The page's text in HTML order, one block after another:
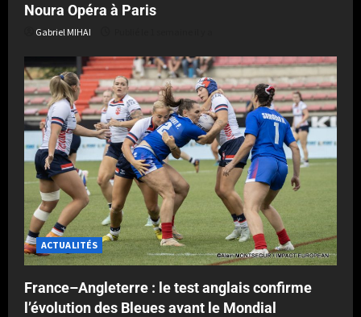
Noura Opéra à Paris
Gabriel MIHAI
ACTUALITÉS
France–Angleterre : le test anglais confirme
l’évolution des Bleues avant le Mondial